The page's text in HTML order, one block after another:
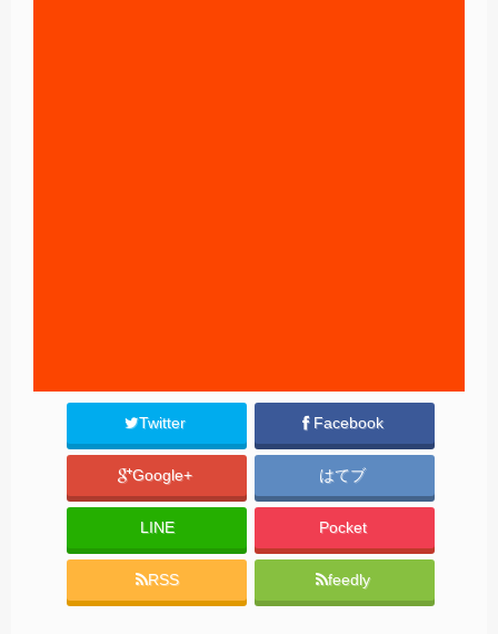
Twitter Facebook
Google+ はてブ
LINE Pocket
RSS feedly